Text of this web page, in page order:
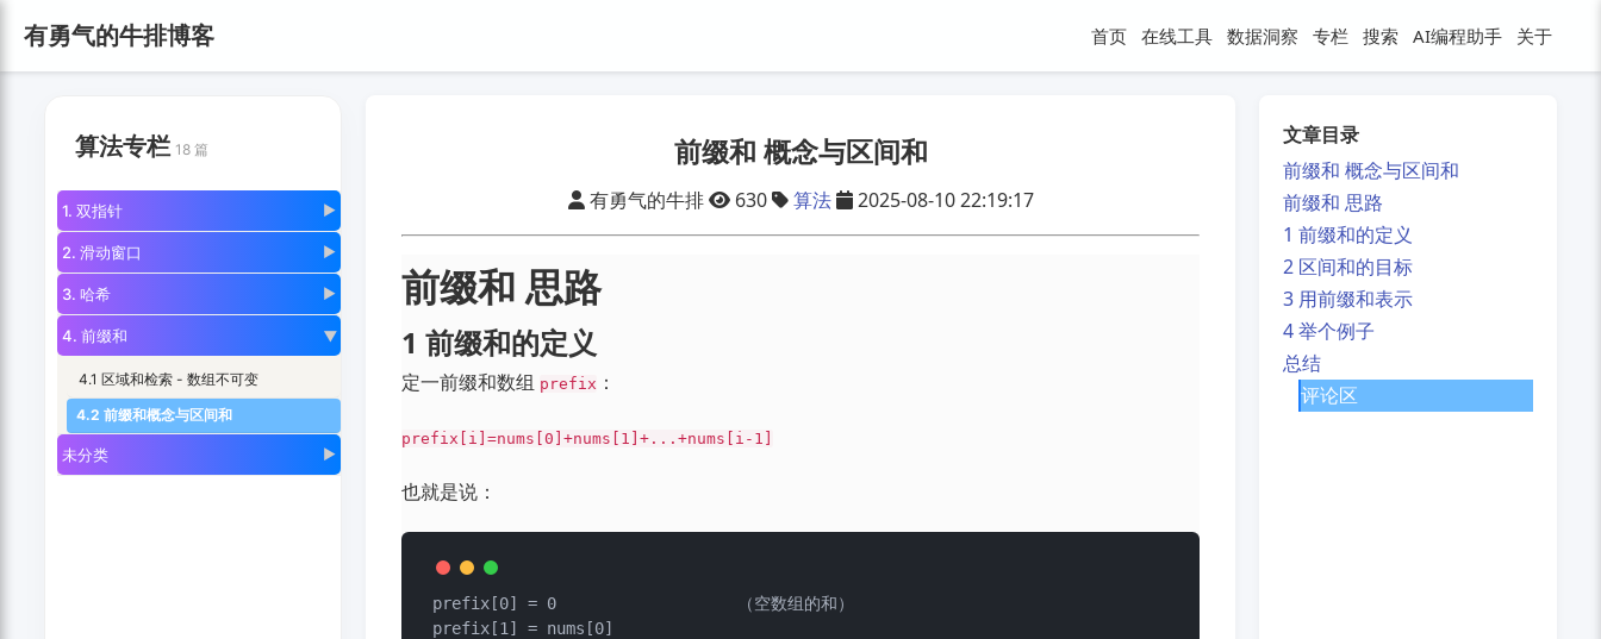
有勇气的牛排博客 首页 在线工具 数据洞察 专栏 搜索 AI编程助手 关于
算法专栏 18 篇
1. 双指针 ▶
2. 滑动窗口 ▶
3. 哈希 ▶
4. 前缀和 ▶
4.1 区域和检索 - 数组不可变
4.2 前缀和概念与区间和
未分类 ▶
前缀和 概念与区间和
有勇气的牛排 630 算法 2025-08-10 22:19:17
前缀和 思路
1 前缀和的定义
定一前缀和数组 prefix ：
prefix[i]=nums[0]+nums[1]+...+nums[i-1]
也就是说：
prefix[0] = 0			（空数组的和）
prefix[1] = nums[0]
文章目录
前缀和 概念与区间和
前缀和 思路
1 前缀和的定义
2 区间和的目标
3 用前缀和表示
4 举个例子
总结
评论区